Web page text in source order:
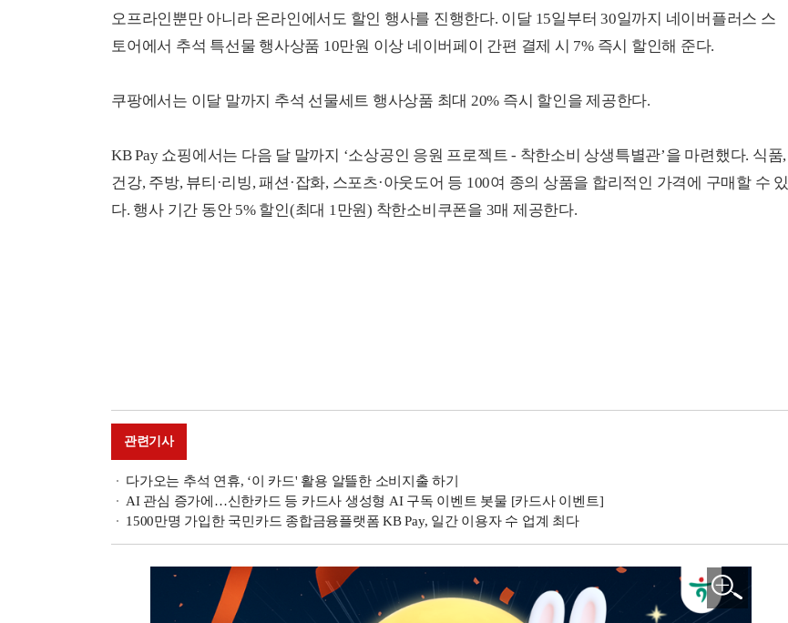
오프라인뿐만 아니라 온라인에서도 할인 행사를 진행한다. 이달 15일부터 30일까지 네이버플러스 스
토어에서 추석 특선물 행사상품 10만원 이상 네이버페이 간편 결제 시 7% 즉시 할인해 준다.
쿠팡에서는 이달 말까지 추석 선물세트 행사상품 최대 20% 즉시 할인을 제공한다.
KB Pay 쇼핑에서는 다음 달 말까지 ‘소상공인 응원 프로젝트 - 착한소비 상생특별관’을 마련했다. 식품,
건강, 주방, 뷰티·리빙, 패션·잡화, 스포츠·아웃도어 등 100여 종의 상품을 합리적인 가격에 구매할 수 있
다. 행사 기간 동안 5% 할인(최대 1만원) 착한소비쿠폰을 3매 제공한다.
관련기사
다가오는 추석 연휴, ‘이 카드' 활용 알뜰한 소비지출 하기
AI 관심 증가에…신한카드 등 카드사 생성형 AI 구독 이벤트 봇물 [카드사 이벤트]
1500만명 가입한 국민카드 종합금융플랫폼 KB Pay, 일간 이용자 수 업계 최다